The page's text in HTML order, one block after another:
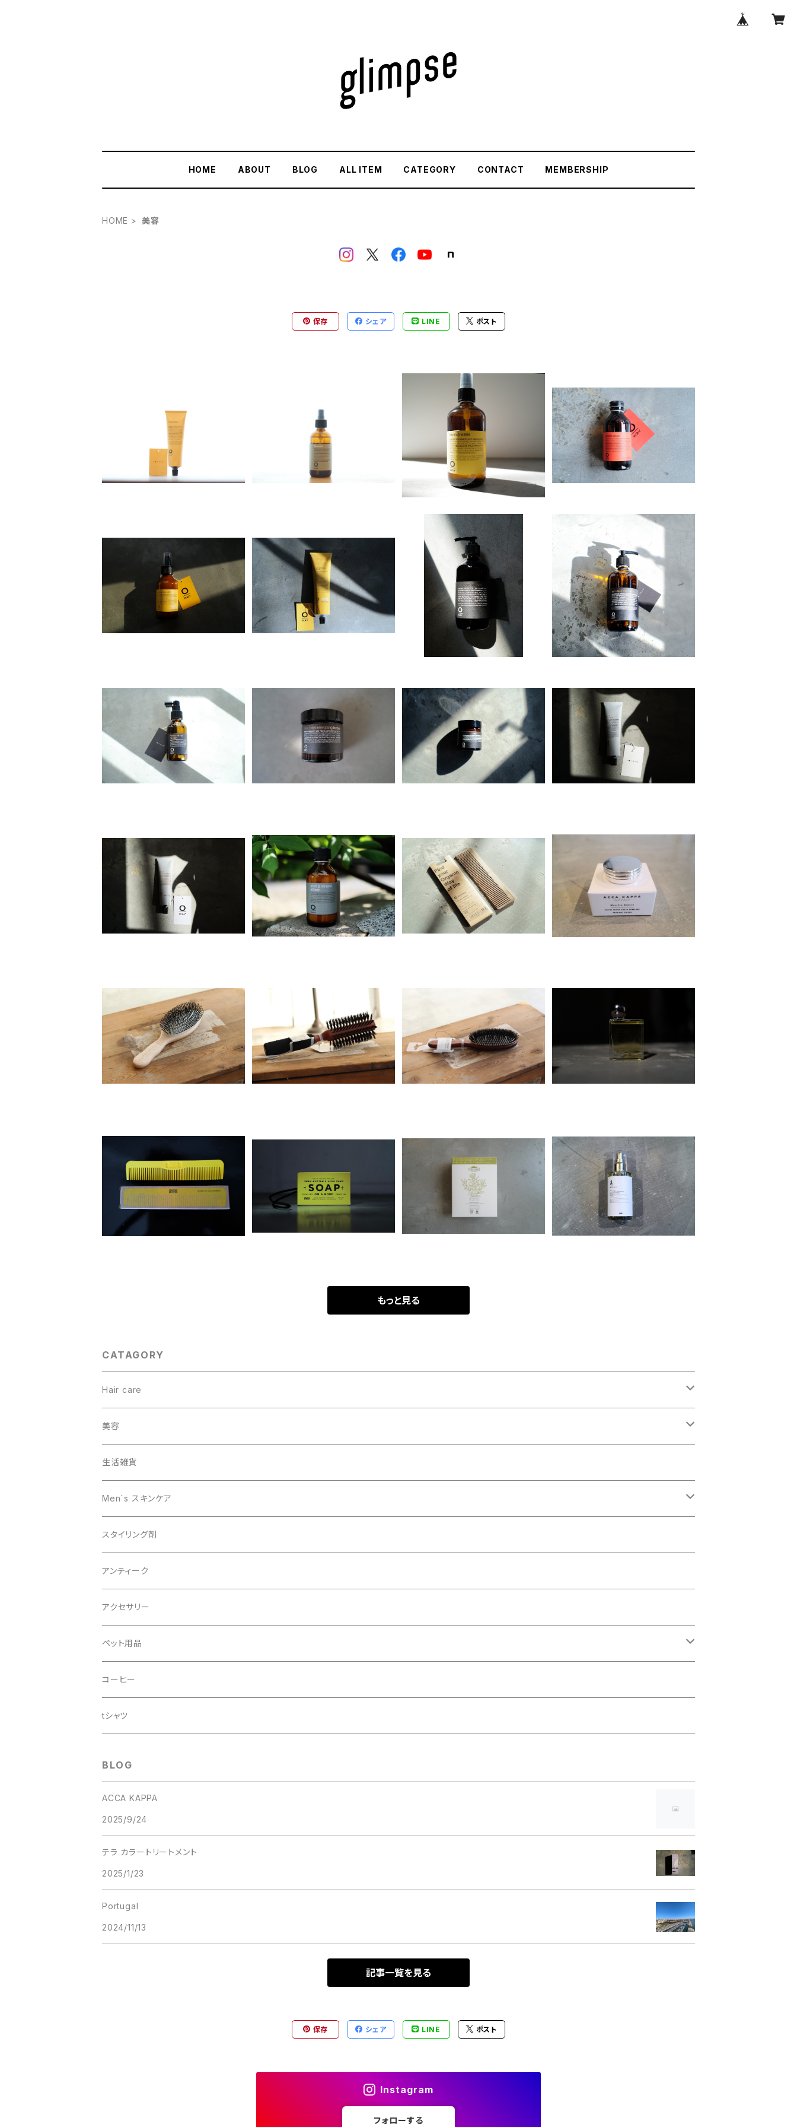
HOME ABOUT BLOG ALL ITEM CATEGORY CONTACT MEMBERSHIP
HOME 美容
保存 シェア LINE ポスト
Organic Way quick glue[ク
イック・グルー]
¥3,920
SOLD OUT
Organic Way フラワーフォー
ル
¥4,800
rolland bio-rich water［バイ
オリッチ・ウォーター］
¥3,520
Organic Way sunlight seru
m［オーガニックウェイ・サンラ
イトセラム］
¥5,720
Organic Way sublime hair
milk［サブライム・ヘアミルク]
¥4,510
Organic Way curl priming
cream［カール・プライミング・
クリーム］
¥4,150
Organic Way silver steel h
air bath[シルバー・スティー
ル・ヘアバス]
¥4,480
Organic Way Hair＆Body in
vigorating wash[シャンプー
＆ボディソープ]
¥4,150
nocturnal hair remedy[ノク
ターナル ヘア レメディ]
¥9,300
Organic Way face&eye en
erging texture［メンズ美容ク
リーム］
¥11,550
Organic Way lip＆beard sal
ve[リップ＆スキンケア]
¥5,980
Organic Way velvet body f
luid[ベルベット ボディ フルイ
ド]
¥3,300
Organic Way nebla[オーガ
ニックウェイ・ネブラ]
¥4,500
Organic Way Plant&miner
al refresh ［ドライシャンプー］
¥4,100
Organic Way verso［オーガ
ニック ウェイ ヘアコーム］
¥3,350
ACCA KAPPA ホワイトモス
ソリッドパフューム
¥6,050
ACCA KAPPAプロテクション
946
¥5,610
ACCA KAPPA B854
¥5,170
ACCA KAPPA944
¥5,390
SINN PURETE マルチ ベネフ
ィットオイル
¥3,850
Byrd haird products[ポケッ
トコーム]
¥2,860
Byrd haird products[ソー
プ・オン・ア・ロープ]
¥2,750
ア［ホームカラー］
¥1,980
Under bar hair oil[アンダー
バーヘアオイル]
¥3,520
もっと見る
CATAGORY
Hair care
ヘアカラー
美容
オーガニック
スキャルプケア
生活雑貨
Men´s スキンケア
男性美容
オーガニック
スタイリング剤
アンティーク
アクセサリー
ペット用品
ドッグシャンプー
コーヒー
tシャツ
BLOG
ACCA KAPPA
2025/9/24
テラ カラートリートメント
2025/1/23
Portugal
2024/11/13
記事一覧を見る
保存 シェア LINE ポスト
Instagram
フォローする